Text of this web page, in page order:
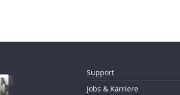
Support
Jobs & Karriere